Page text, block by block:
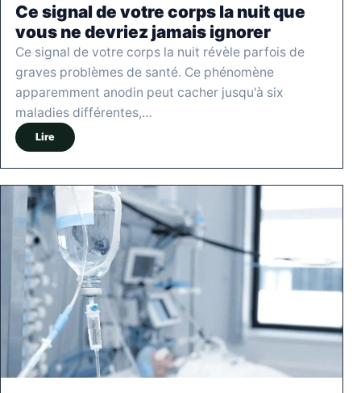
Ce signal de votre corps la nuit que
vous ne devriez jamais ignorer
Ce signal de votre corps la nuit révèle parfois de
graves problèmes de santé. Ce phénomène
apparemment anodin peut cacher jusqu'à six
maladies différentes,…
Lire